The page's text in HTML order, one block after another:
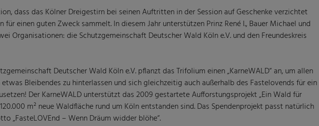
dass das Kölner Dreigestirn bei seinen Auftritten in der Session auf Geschenke verzichtet
für einen guten Zweck sammelt. In diesem Jahr unterstützen Prinz René I., Bauer Michael und
Organisationen: die Schutzgemeinschaft Deutscher Wald Köln e.V. und den Freundeskreis
Deutscher Wald Köln e.V. pflanzt das Trifolium einen „KarneWALD“ an, um allen
Bleibendes zu hinterlassen und sich gleichzeitig auch außerhalb des Fastelovends für ein
Der KarneWALD unterstützt das 2009 gestartete Aufforstungsprojekt „Ein Wald für
m² neue Waldfläche rund um Köln entstanden sind. Das Spendenprojekt passt natürlich
„FasteLOVEnd – Wenn Dräum widder blöhe“.